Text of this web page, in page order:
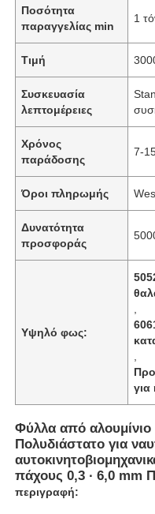
Ποσότητα
παραγγελίας min
1
Τιμή
Συσκευασία
λεπτομέρειες
Χρόνος
παράδοσης
7-
Όροι πληρωμής
Δυνατότητα
προσφοράς
Υψηλό φως:
για
Φύλλα από αλουμίνιο
Πολυδιάστατο για
πάχους 0,3 ∙ 6,0 mm
περιγραφή: